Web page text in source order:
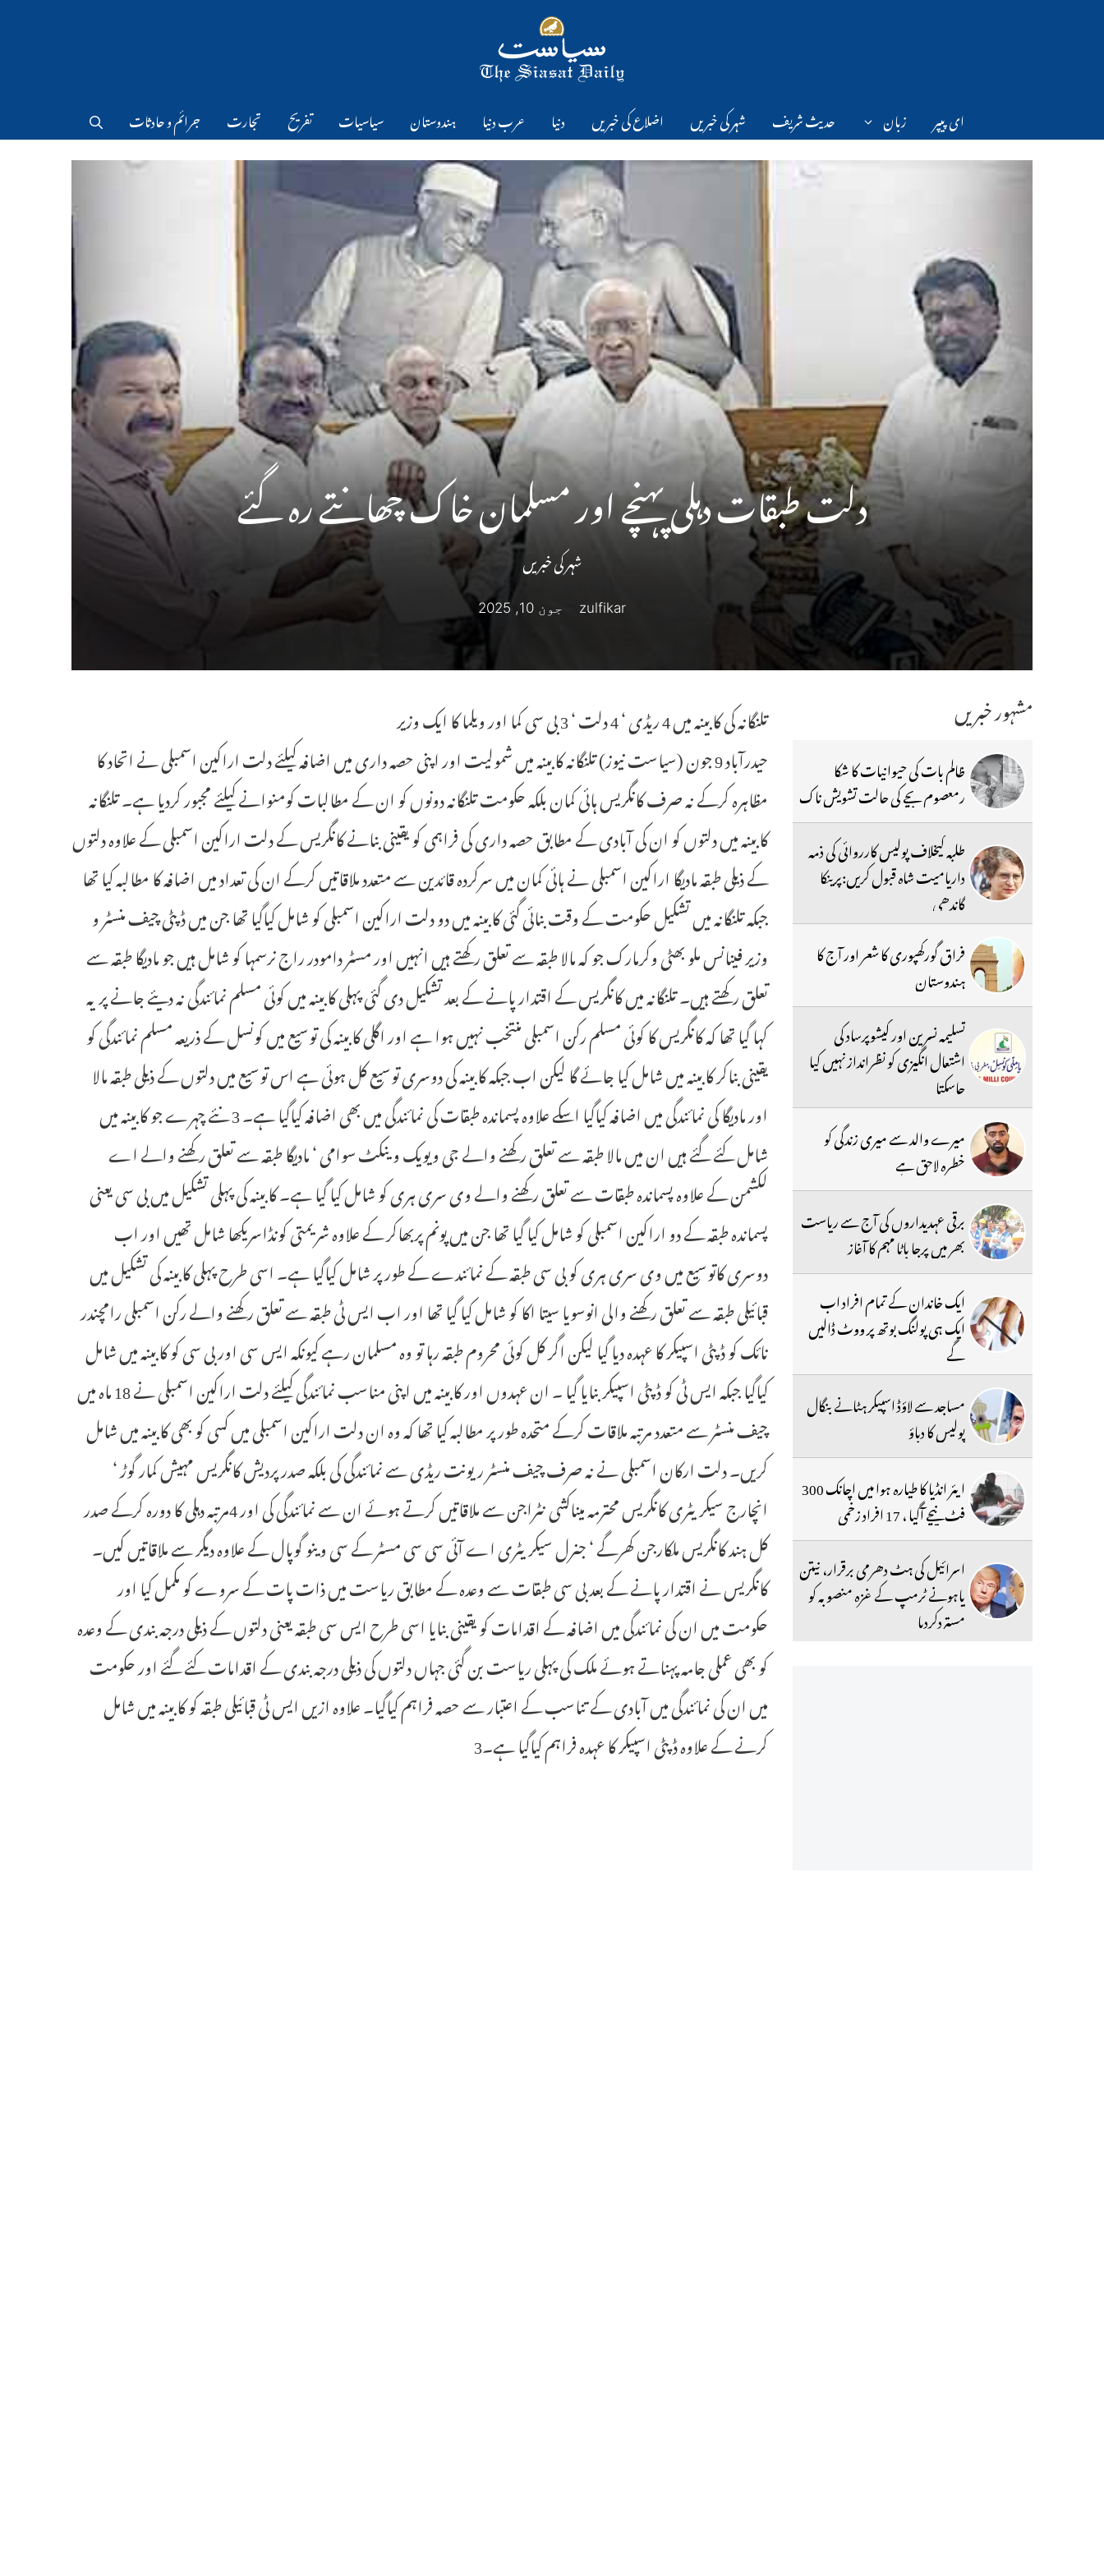
ای پیپر زبان حدیث شریف شہر کی خبریں اضلاع کی خبریں دنیا عرب دنیا ہندوستان سیاسیات تفریح تجارت جرائم و حادثات
دلت طبقات دہلی پہنچے اور مسلمان خاک چھانتے رہ گئے
شہر کی خبریں
zulfikar جون 10, 2025
تلنگانہ کی کابینہ میں 4 ریڈی ‘ 4 دلت ‘ 3 بی سی کما اور ویلما کا ایک وزیر
حیدرآباد 9 جون (سیاست نیوز) تلنگانہ کابینہ میں شمولیت اور اپنی حصہ داری میں اضافہ کیلئے دلت اراکین اسمبلی نے اتحاد کا
مظاہرہ کرکے نہ صرف کانگریس ہائی کمان بلکہ حکومت تلنگانہ دونوں کو ان کے مطالبات کومنوانے کیلئے مجبور کردیا ہے۔ تلنگانہ
کابینہ میں دلتوں کو ان کی آبادی کے مطابق حصہ داری کی فراہمی کو یقینی بنانے کانگریس کے دلت اراکین اسمبلی کے علاوہ دلتوں
کے ذیلی طبقہ مادیگا اراکین اسمبلی نے ہائی کمان میں سرکردہ قائدین سے متعدد ملاقاتیں کرکے ان کی تعداد میں اضافہ کا مطالبہ کیا تھا
جبکہ تلنگانہ میں تشکیل حکومت کے وقت بنائی گئی کابینہ میں دو دلت اراکین اسمبلی کو شامل کیاگیا تھا جن میں ڈپٹی چیف منسٹر و
وزیر فینانس ملو بھٹی وکرمارک جو کہ مالا طبقہ سے تعلق رکھتے ہیں انہیں اور مسٹر دامودر راج نرسمہا کو شامل ہیں جو مادیگا طبقہ سے
تعلق رکھتے ہیں۔ تلنگانہ میں کانگریس کے اقتدار پانے کے بعد تشکیل دی گئی پہلی کابینہ میں کوئی مسلم نمائندگی نہ دیئے جانے پر یہ
کہا گیا تھا کہ کانگریس کا کوئی مسلم رکن اسمبلی منتخب نہیں ہوا ہے اور اگلی کابینہ کی توسیع میں کونسل کے ذریعہ مسلم نمائندگی کو
یقینی بناکر کابینہ میں شامل کیا جائے گا لیکن اب جبکہ کابینہ کی دوسری توسیع کل ہوئی ہے اس توسیع میں دلتوں کے ذیلی طبقہ مالا
اور مادیگا کی نمائندگی میں اضافہ کیاگیا اسکے علاوہ پسماندہ طبقات کی نمائندگی میں بھی اضافہ کیاگیا ہے۔ 3 نئے چہرے جو کابینہ میں
شامل کئے گئے ہیں ان میں مالا طبقہ سے تعلق رکھنے والے جی ویویک وینکٹ سوامی ‘ مادیگا طبقہ سے تعلق رکھنے والے اے
لکشمن کے علاوہ پسماندہ طبقات سے تعلق رکھنے والے وی سری ہری کو شامل کیا گیا ہے۔ کابینہ کی پہلی تشکیل میں بی سی یعنی
پسماندہ طبقہ کے دو اراکین اسمبلی کو شامل کیا گیا تھا جن میں پونم پربھاکر کے علاوہ شریمتی کونڈاسریکھا شامل تھیں اور اب
دوسری کاتوسیع میں وی سری ہری کو بی سی طبقہ کے نمائندے کے طور پر شامل کیاگیا ہے۔ اسی طرح پہلی کابینہ کی تشکیل میں
قبائیلی طبقہ سے تعلق رکھنے والی انوسویا سیتا اکا کو شامل کیا گیا تھا اور اب ایس ٹی طبقہ سے تعلق رکھنے والے رکن اسمبلی رامچندر
نائک کو ڈپٹی اسپیکر کا عہدہ دیا گیا لیکن اگر کل کوئی محروم طبقہ رہا تو وہ مسلمان رہے کیونکہ ایس سی اور بی سی کو کابینہ میں شامل
کیاگیا جبکہ ایس ٹی کو ڈپٹی اسپیکر بنایا گیا ۔ ان عہدوں اور کابینہ میں اپنی مناسب نمائندگی کیلئے دلت اراکین اسمبلی نے 18 ماہ میں
چیف منسٹر سے متعدد مرتبہ ملاقات کرکے متحدہ طور پر مطالبہ کیا تھا کہ وہ ان دلت اراکین اسمبلی میں کسی کو بھی کابینہ میں شامل
کریں۔ دلت ارکان اسمبلی نے نہ صرف چیف منسٹر ریونت ریڈی سے نمائندگی کی بلکہ صدر پردیش کانگریس مہیش کمار گوڑ ‘
انچارج سیکریٹری کانگریس محترمہ میناکشی نٹراجن سے ملاقاتیں کرتے ہوئے ان سے نمائندگی کی اور 4مرتبہ دہلی کا دورہ کرکے صدر
کل ہند کانگریس ملکارجن کھرگے ‘ جنرل سیکریٹری اے آئی سی سی مسٹر کے سی وینو گوپال کے علاوہ دیگر سے ملاقاتیں کیں۔
کانگریس نے اقتدار پانے کے بعد بی سی طبقات سے وعدہ کے مطابق ریاست میں ذات پات کے سروے کو مکمل کیا اور
حکومت میں ان کی نمائندگی میں اضافہ کے اقدامات کو یقینی بنایا اسی طرح ایس سی طبقہ یعنی دلتوں کے ذیلی درجہ بندی کے وعدہ
کو بھی عملی جامہ پہناتے ہوئے ملک کی پہلی ریاست بن گئی جہاں دلتوں کی ذیلی درجہ بندی کے اقدامات کئے گئے اور حکومت
میں ان کی نمائندگی میں آبادی کے تناسب کے اعتبار سے حصہ فراہم کیاگیا۔ علاوہ ازیں ایس ٹی قبائیلی طبقہ کو کابینہ میں شامل
کرنے کے علاوہ ڈپٹی اسپیکر کا عہدہ فراہم کیاگیا ہے۔3
مشہور خبریں
ظالم بات کی حیوانیات کا شکا
رمعصوم بچے کی حالت تشویش ناک
طلبہ کیخلاف پولیس کارروائی کی ذمہ
داریامیت شاہ قبول کریں:پرینکا
گاندھی
فراق گورکھپوری کا شعر اور آج کا
ہندوستان
تسلیمہ نسرین اور کیشوپرساد کی
اشتعال انگیزی کو نظرانداز نہیں کیا
جاسکتا
میرے والد سے میری زندگی کو
خطرہ لاحق ہے
برقی عہدیداروں کی آج سے ریاست
بھر میں پرجا باٹا مہم کا آغاز
ایک خاندان کے تمام افراد اب
ایک ہی پولنگ بوتھ پر ووٹ ڈالیں
گے
مساجد سے لاؤڈ اسپیکر ہٹانے بنگال
پولیس کا دباؤ
ایئر انڈیا کا طیارہ ہوا میں اچانک 300
فٹ نیچے آگیا ، 17 افراد زخمی
اسرائیل کی ہٹ دھرمی برقرار، نیتن
یاہونے ٹرمپ کے غزہ منصوبہ کو
مستردکردیا